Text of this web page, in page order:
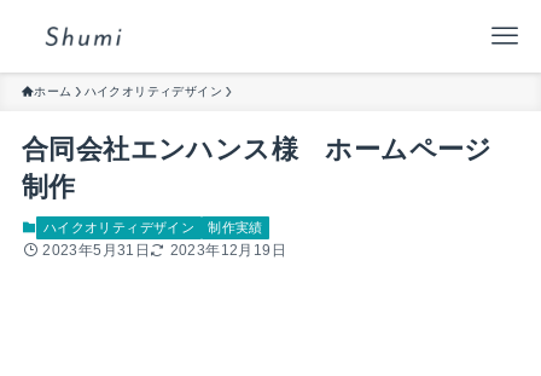
ホーム ハイクオリティデザイン
合同会社エンハンス様 ホームページ
制作
ハイクオリティデザイン 制作実績
2023年5月31日 2023年12月19日